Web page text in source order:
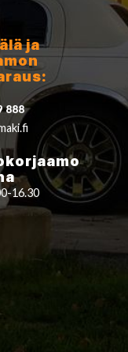
ja
888
16.30